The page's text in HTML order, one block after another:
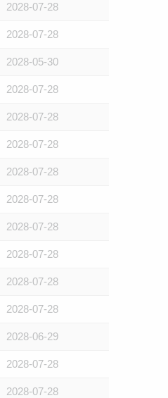
2028-07-28
2028-07-28
2028-05-30
2028-07-28
2028-07-28
2028-07-28
2028-07-28
2028-07-28
2028-07-28
2028-07-28
2028-07-28
2028-07-28
2028-06-29
2028-07-28
2028-07-28